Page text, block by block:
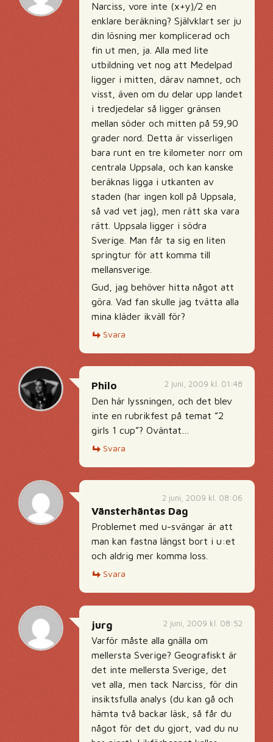
Narciss, vore inte (x+y)/2 en
enklare beräkning? Självklart ser ju
din lösning mer komplicerad och
fin ut men, ja. Alla med lite
utbildning vet nog att Medelpad
ligger i mitten, därav namnet, och
visst, även om du delar upp landet
i tredjedelar så ligger gränsen
mellan söder och mitten på 59,90
grader nord. Detta är visserligen
bara runt en tre kilometer norr om
centrala Uppsala, och kan kanske
beräknas ligga i utkanten av
staden (har ingen koll på Uppsala,
så vad vet jag), men rätt ska vara
rätt. Uppsala ligger i södra
Sverige. Man får ta sig en liten
springtur för att komma till
mellansverige.
Gud, jag behöver hitta något att
göra. Vad fan skulle jag tvätta alla
mina kläder ikväll för?
Svara
2 juni, 2009 kl. 01:48
Philo
Den här lyssningen, och det blev
inte en rubrikfest på temat ”2
girls 1 cup”? Oväntat…
Svara
2 juni, 2009 kl. 08:06
Vänsterhäntas Dag
Problemet med u-svängar är att
man kan fastna längst bort i u:et
och aldrig mer komma loss.
Svara
2 juni, 2009 kl. 08:52
jurg
Varför måste alla gnälla om
mellersta Sverige? Geografiskt är
det inte mellersta Sverige, det
vet alla, men tack Narciss, för din
insiktsfulla analys (du kan gå och
hämta två backar läsk, så får du
något för det du gjort, vad du nu